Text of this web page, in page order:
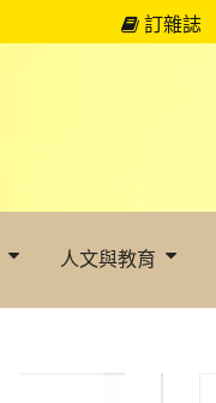
訂雜誌
人文與教育